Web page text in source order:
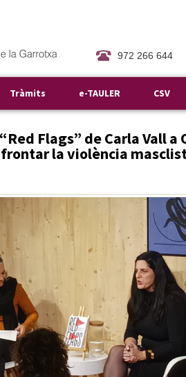
972 266 644
Tràmits e-TAULER CSV
Flags” de Carla Vall a
la violència